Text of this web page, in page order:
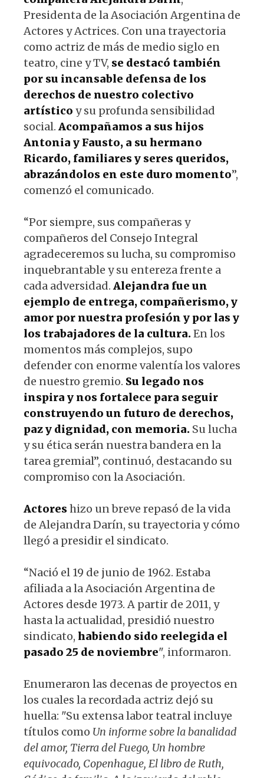
Presidenta de la Asociación Argentina de
Actores y Actrices. Con una trayectoria
como actriz de más de medio siglo en
teatro, cine y TV, se destacó también
por su incansable defensa de los
derechos de nuestro colectivo
artístico y su profunda sensibilidad
social. Acompañamos a sus hijos
Antonia y Fausto, a su hermano
Ricardo, familiares y seres queridos,
abrazándolos en este duro momento”,
comenzó el comunicado.
“Por siempre, sus compañeras y
compañeros del Consejo Integral
agradeceremos su lucha, su compromiso
inquebrantable y su entereza frente a
cada adversidad. Alejandra fue un
ejemplo de entrega, compañerismo, y
amor por nuestra profesión y por las y
los trabajadores de la cultura.En los
momentos más complejos, supo
defender con enorme valentía los valores
de nuestro gremio. Su legado nos
inspira y nos fortalece para seguir
construyendo un futuro de derechos,
paz y dignidad, con memoria. Su lucha
y su ética serán nuestra bandera en la
tarea gremial”, continuó, destacando su
compromiso con la Asociación.
Actoreshizo un breve repasó de la vida
de Alejandra Darín, su trayectoria y cómo
llegó a presidir el sindicato.
“Nació el 19 de junio de 1962. Estaba
afiliada a la Asociación Argentina de
Actores desde 1973. A partir de 2011, y
hasta la actualidad, presidió nuestro
sindicato, habiendo sido reelegida el
pasado 25 de noviembre", informaron.
Enumeraron las decenas de proyectos en
los cuales la recordada actriz dejó su
huella: "Su extensa labor teatral incluye
títulos como Un informe sobre la banalidad
del amor, Tierra del Fuego, Un hombre
equivocado, Copenhague, El libro de Ruth,